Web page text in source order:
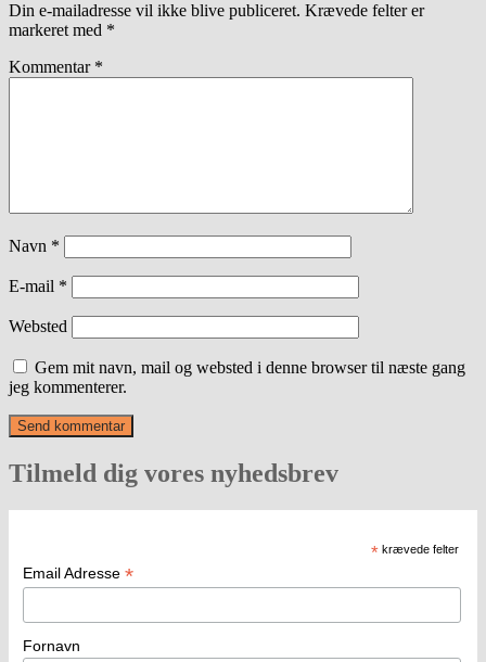
Din e-mailadresse vil ikke blive publiceret. Krævede felter er
markeret med *
Kommentar *
Navn *
E-mail *
Websted
Gem mit navn, mail og websted i denne browser til næste gang
jeg kommenterer.
Tilmeld dig vores nyhedsbrev
* krævede felter
Email Adresse *
Fornavn